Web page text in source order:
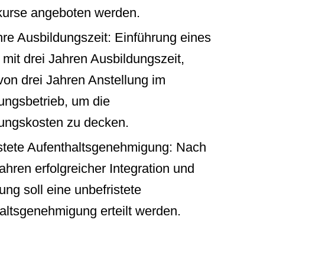
angeboten werden.
Ausbildungszeit: Einführung eines
drei Jahren Ausbildungszeit,
drei Jahren Anstellung im
um die
zu decken.
Aufenthaltsgenehmigung: Nach
erfolgreicher Integration und
soll eine unbefristete
erteilt werden.